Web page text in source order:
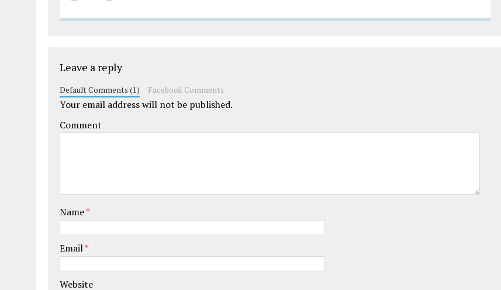
Leave a reply
Default Comments (1) Facebook Comments
Your email address will not be published.
Comment
Name*
Email*
Website